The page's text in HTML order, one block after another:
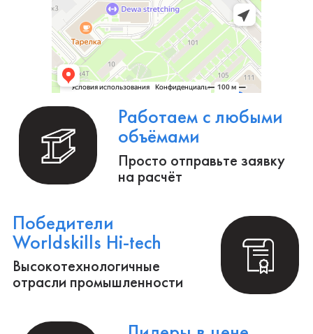
жизнь самые смелые идеи и проекты. Мы
предлагаем широкий спектр услуг по
проектированию и изготовлению
металлоконструкций и изделий любой
сложности под ключ.
Изготовление металлоизделий и
металлоконструкций.
Полный цикл обработки металла и
металлоизделий
Производство инженерных расчётов и
Создание 3D-модели и выпуск
конструкторской документации.
за реализацией проекта.